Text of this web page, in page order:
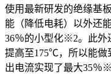
使用最新研发的绝缘基
能（降低电耗）以外还
36％的小型化※2。此外
提高至175℃，所以能做
出电流实现了最大35％